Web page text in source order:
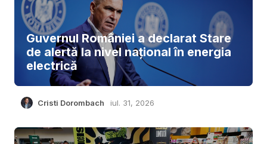
Guvernul României a declarat Stare
de alertă la nivel național în energia
electrică
Cristi Dorombach iul. 31, 2026